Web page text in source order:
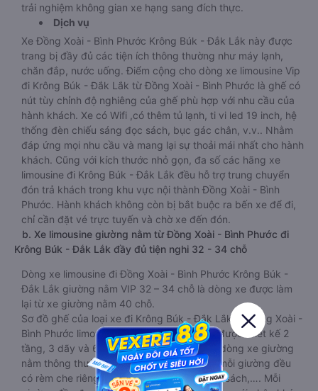
trải nghiệm không gian xe hạng sang đích thực.
Dịch vụ
Xe Đồng Xoài - Bình Phước Krông Búk - Đắk Lắk này được
trang bị đầy đủ các tiện ích thông thường như máy lạnh,
chăn đắp, nước uống. Điểm cộng cho dòng xe limousine Vip
đi Krông Búk - Đắk Lắk từ Đồng Xoài - Bình Phước là ghế có
nút tùy chỉnh độ nghiêng của ghế phù hợp với nhu cầu của
hành khách. Xe có Wifi ,có thêm tủ lạnh, ti vi led 19 inch, hệ
thống đèn chiếu sáng đọc sách, bục gác chân, v.v.. Nhằm
đáp ứng mọi nhu cầu và mang lại sự thoải mái nhất cho hành
khách. Cũng với kích thước nhỏ gọn, đa số các hãng xe
limousine đi Krông Búk - Đắk Lắk đều hỗ trợ trung chuyển
đón trả khách trong khu vực nội thành Đồng Xoài - Bình
Phước. Hành khách không còn bị bắt buộc ra bến xe để đi,
chỉ cần đặt vé trực tuyến và chờ xe đến đón.
b. Xe limousine giường nằm từ Đồng Xoài - Bình Phước đi
Krông Búk - Đắk Lắk đầy đủ tiện nghi 32 - 34 chỗ
Dòng xe limousine đi Đồng Xoài - Bình Phước Krông Búk -
Đắk Lắk giường nằm VIP 32 – 34 chỗ là dòng xe được làm
lại từ xe giường nằm 40 chỗ.
Sơ đồ ghế của loại xe đi Krông Búk - Đắk Lắk từ Đồng Xoài -
Bình Phước limousine giường nằm VIP này được thiết kế 2
tầng, 3 dãy và 6 hàng. Kích thước dài hơn dòng xe giường
nằm thông thường một chút. Tuy nhiên tại mỗi giường đều
có rèm che riêng, màn hình led, và đèn đọc sách,…. Mỗi